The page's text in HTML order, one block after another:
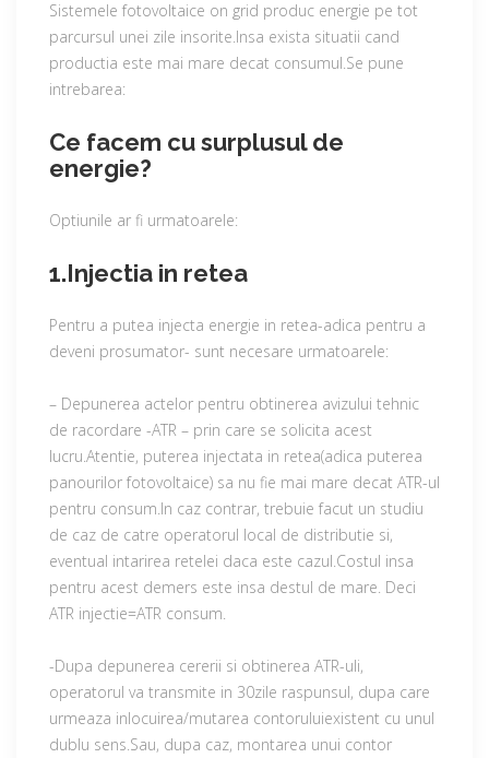
Sistemele fotovoltaice on grid produc energie pe tot
parcursul unei zile insorite.Insa exista situatii cand
productia este mai mare decat consumul.Se pune
intrebarea:
Ce facem cu surplusul de
energie?
Optiunile ar fi urmatoarele:
1.Injectia in retea
Pentru a putea injecta energie in retea-adica pentru a
deveni prosumator- sunt necesare urmatoarele:
– Depunerea actelor pentru obtinerea avizului tehnic
de racordare -ATR – prin care se solicita acest
lucru.Atentie, puterea injectata in retea(adica puterea
panourilor fotovoltaice) sa nu fie mai mare decat ATR-ul
pentru consum.In caz contrar, trebuie facut un studiu
de caz de catre operatorul local de distributie si,
eventual intarirea retelei daca este cazul.Costul insa
pentru acest demers este insa destul de mare. Deci
ATR injectie=ATR consum.
-Dupa depunerea cererii si obtinerea ATR-uli,
operatorul va transmite in 30zile raspunsul, dupa care
urmeaza inlocuirea/mutarea contoruluiexistent cu unul
dublu sens.Sau, dupa caz, montarea unui contor